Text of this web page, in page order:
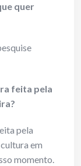
quer
feita pela
pela
em
momento.